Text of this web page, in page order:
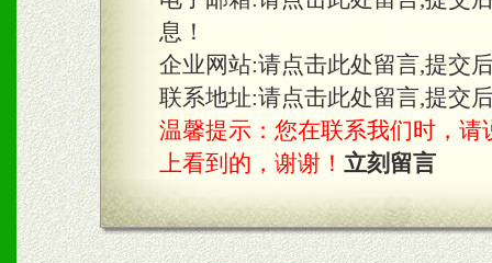
知名度和影响力。
3、根据地方实际情况提供
具。
四、市场操作及支持
息！
企业网站:请点击此处留言,提交
联系地址:请点击此处留言,提交
温馨提示：您在联系我们时，请
上看到的，谢谢！ 立刻留言